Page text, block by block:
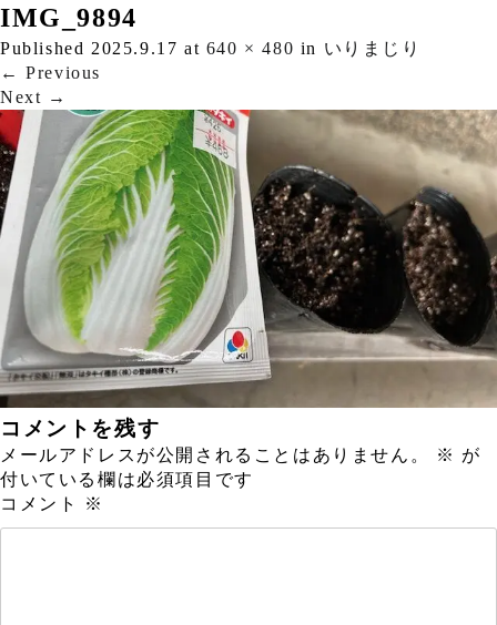
IMG_9894
Published 2025.9.17 at 640 × 480 in いりまじり
← Previous
Next →
コメントを残す
メールアドレスが公開されることはありません。 ※ が
付いている欄は必須項目です
コメント
※